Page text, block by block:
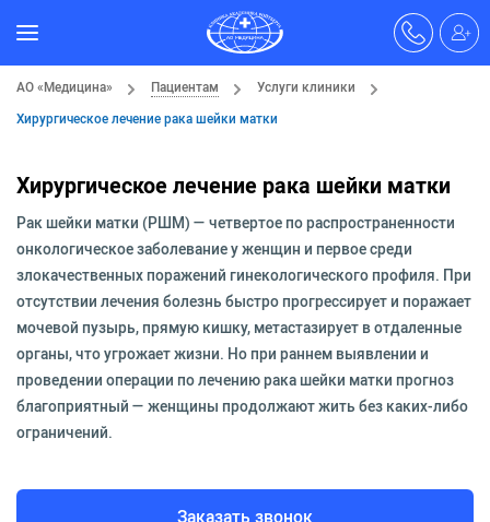
АО «Медицина» Пациентам
Услуги клиники
Хирургическое лечение рака шейки матки
Хирургическое лечение рака шейки матки
Рак шейки матки (РШМ) — четвертое по распространенности
онкологическое заболевание у женщин и первое среди
злокачественных поражений гинекологического профиля. При
отсутствии лечения болезнь быстро прогрессирует и поражает
мочевой пузырь, прямую кишку, метастазирует в отдаленные
органы, что угрожает жизни. Но при раннем выявлении и
проведении операции по лечению рака шейки матки прогноз
благоприятный — женщины продолжают жить без каких-либо
ограничений.
Заказать звонок